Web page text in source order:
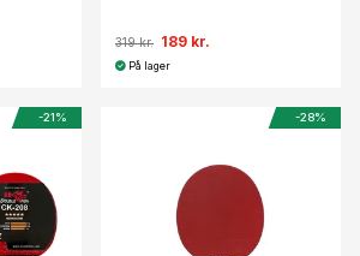
319 kr. 189 kr.
På lager
-21% -28%